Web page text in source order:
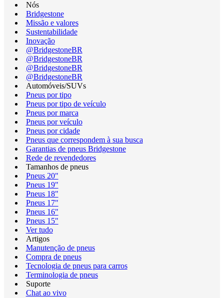
Nós
Bridgestone
Missão e valores
Sustentabilidade
Inovação
@BridgestoneBR
@BridgestoneBR
@BridgestoneBR
@BridgestoneBR
Automóveis/SUVs
Pneus por tipo
Pneus por tipo de veículo
Pneus por marca
Pneus por veículo
Pneus por cidade
Pneus que correspondem à sua busca
Garantias de pneus Bridgestone
Rede de revendedores
Tamanhos de pneus
Pneus 20"
Pneus 19"
Pneus 18"
Pneus 17"
Pneus 16"
Pneus 15"
Ver tudo
Artigos
Manutenção de pneus
Compra de pneus
Tecnologia de pneus para carros
Terminologia de pneus
Suporte
Chat ao vivo